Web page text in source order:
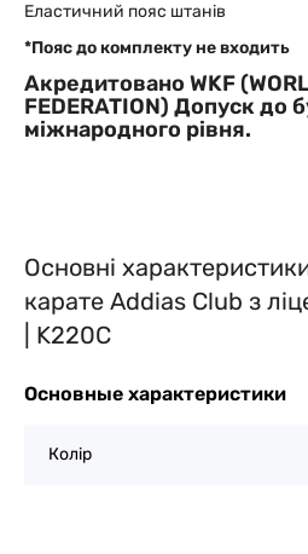
Еластичний пояс штанів
*Пояс до комплекту не входить
Акредитовано WKF
FEDERATION) Допуск до
міжнародного рівня.
Основні
карате Addias Club з
| K220C
Основные характеристики
Колір